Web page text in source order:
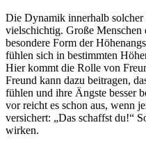
Die Dynamik innerhalb solcher
vielschichtig. Große Menschen
besondere Form der
fühlen sich in bestimmten
Hier kommt die Rolle von
Freund kann dazu beitragen,
fühlen und ihre Ängste besser
vor reicht es schon aus, wenn
versichert: „Das schaffst du!“
wirken.